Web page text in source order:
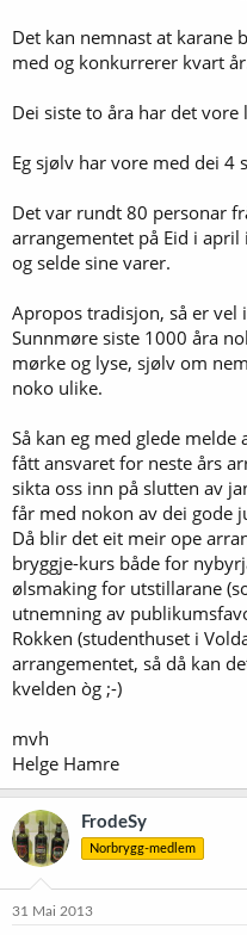
Det kan nemnast at karane
med og konkurrerer kvart
Dei siste to åra har det
Eg sjølv har vore med dei 4
Det var rundt 80 personar
arrangementet på Eid i
og selde sine varer.
Apropos tradisjon, så er vel
Sunnmøre siste 1000 åra
mørke og lyse, sjølv om
noko ulike.
Så kan eg med glede
fått ansvaret for neste års
sikta oss inn på slutten av
får med nokon av dei gode
Då blir det eit meir ope
bryggje-kurs både for
ølsmaking for utstillarane
utnemning av
Rokken (studenthuset i
arrangementet, så då kan
kvelden òg ;-)
mvh
Helge Hamre
FrodeSy
Norbrygg-medlem
31 Mai 2013